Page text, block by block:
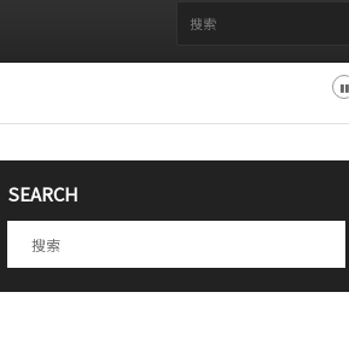
SEARCH